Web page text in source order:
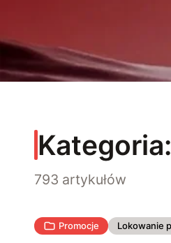
Kategoria:
793 artykułów
Promocje Lokowanie